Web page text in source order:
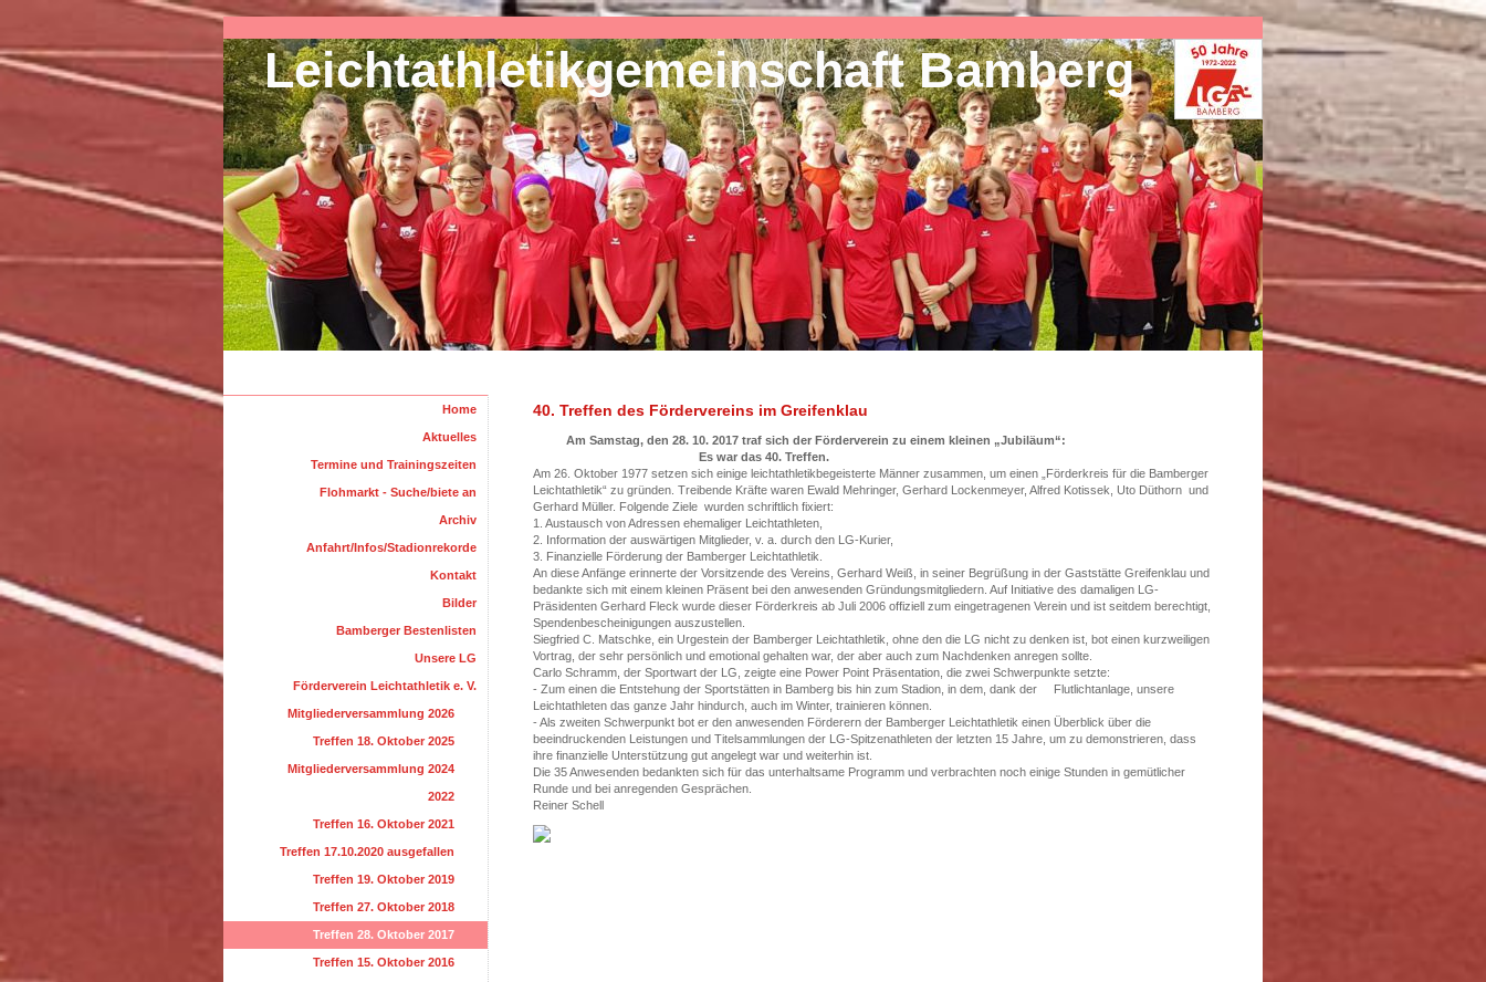
Leichtathletikgemeinschaft Bamberg
40. Treffen des Fördervereins im Greifenklau
Am Samstag, den 28. 10. 2017 traf sich der Förderverein zu einem kleinen „Jubiläum“:
Es war das 40. Treffen.
Am 26. Oktober 1977 setzen sich einige leichtathletikbegeisterte Männer zusammen, um einen „Förderkreis für die Bamberger
Leichtathletik“ zu gründen. Treibende Kräfte waren Ewald Mehringer, Gerhard Lockenmeyer, Alfred Kotissek, Uto Düthorn und
Gerhard Müller. Folgende Ziele wurden schriftlich fixiert:
1. Austausch von Adressen ehemaliger Leichtathleten,
2. Information der auswärtigen Mitglieder, v. a. durch den LG-Kurier,
3. Finanzielle Förderung der Bamberger Leichtathletik.
An diese Anfänge erinnerte der Vorsitzende des Vereins, Gerhard Weiß, in seiner Begrüßung in der Gaststätte Greifenklau und
bedankte sich mit einem kleinen Präsent bei den anwesenden Gründungsmitgliedern. Auf Initiative des damaligen LG-
Präsidenten Gerhard Fleck wurde dieser Förderkreis ab Juli 2006 offiziell zum eingetragenen Verein und ist seitdem berechtigt,
Spendenbescheinigungen auszustellen.
Siegfried C. Matschke, ein Urgestein der Bamberger Leichtathletik, ohne den die LG nicht zu denken ist, bot einen kurzweiligen
Vortrag, der sehr persönlich und emotional gehalten war, der aber auch zum Nachdenken anregen sollte.
Carlo Schramm, der Sportwart der LG, zeigte eine Power Point Präsentation, die zwei Schwerpunkte setzte:
- Zum einen die Entstehung der Sportstätten in Bamberg bis hin zum Stadion, in dem, dank der Flutlichtanlage, unsere
Leichtathleten das ganze Jahr hindurch, auch im Winter, trainieren können.
- Als zweiten Schwerpunkt bot er den anwesenden Förderern der Bamberger Leichtathletik einen Überblick über die
beeindruckenden Leistungen und Titelsammlungen der LG-Spitzenathleten der letzten 15 Jahre, um zu demonstrieren, dass
ihre finanzielle Unterstützung gut angelegt war und weiterhin ist.
Die 35 Anwesenden bedankten sich für das unterhaltsame Programm und verbrachten noch einige Stunden in gemütlicher
Runde und bei anregenden Gesprächen.
Reiner Schell
Home
Aktuelles
Termine und Trainingszeiten
Flohmarkt - Suche/biete an
Archiv
Anfahrt/Infos/Stadionrekorde
Kontakt
Bilder
Bamberger Bestenlisten
Unsere LG
Förderverein Leichtathletik e. V.
Mitgliederversammlung 2026
Treffen 18. Oktober 2025
Mitgliederversammlung 2024
2022
Treffen 16. Oktober 2021
Treffen 17.10.2020 ausgefallen
Treffen 19. Oktober 2019
Treffen 27. Oktober 2018
Treffen 28. Oktober 2017
Treffen 15. Oktober 2016